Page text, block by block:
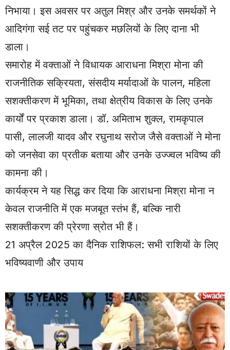
निभाया। इस अवसर पर अतुल मिश्र और उनके समर्थकों ने
आदिगंगा सई तट पर पहुंचकर मछलियों के लिए दाना भी
डाला।
समारोह में वक्ताओं ने विधायक आराधना मिश्रा मोना की
राजनीतिक सक्रियता, संसदीय मर्यादाओं के पालन, महिला
सशक्तीकरण में भूमिका, तथा क्षेत्रीय विकास के लिए उनके
कार्यों पर प्रकाश डाला। डॉ. अमिताभ शुक्ल, रामकृपाल
पासी, लालजी यादव और रघुनाथ सरोज जैसे वक्ताओं ने मोना
को जनसेवा का प्रतीक बताया और उनके उज्ज्वल भविष्य की
कामना की।
कार्यक्रम ने यह सिद्ध कर दिया कि आराधना मिश्रा मोना न
केवल राजनीति में एक मजबूत स्तंभ हैं, बल्कि नारी
सशक्तीकरण की प्रेरणा स्रोत भी हैं।
21 अप्रैल 2025 का दैनिक राशिफल: सभी राशियों के लिए
भविष्यवाणी और उपाय